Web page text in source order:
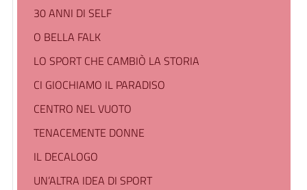
30 ANNI DI SELF
O BELLA FALK
LO SPORT CHE CAMBIÒ LA STORIA
CI GIOCHIAMO IL PARADISO
CENTRO NEL VUOTO
TENACEMENTE DONNE
IL DECALOGO
UN’ALTRA IDEA DI SPORT